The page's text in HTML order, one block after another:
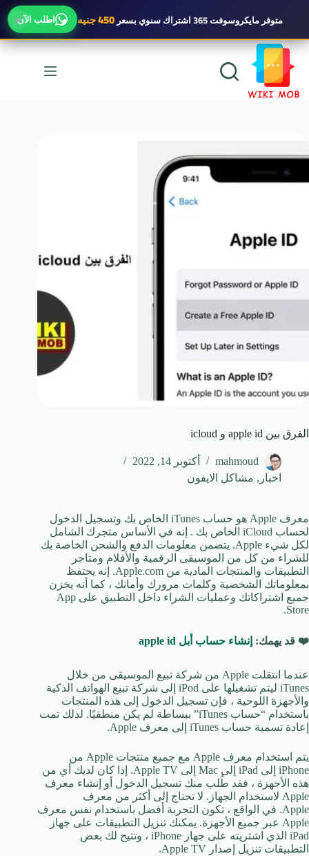
× متوفرمايكروسوفت 365 اشتراك سنوي بسعر450 جنيه اطلب الآن
التجاوز
المحتوى
الفرق بين apple id و icloud
mahmoud
أكتوبر 14, 2022
اخبار , مشاكل الايفون
معرف Apple هو حساب iTunes الخاص بك وتسجيل الدخول
لحساب iCloud الخاص بك . إنه في الأساس متجرك الشامل
لكل شيء Apple. يتضمن معلومات الدفع والشحن الخاصة بك
للشراء من كل من الموسيقى الرقمية والأفلام ومتاجر
التطبيقات والمنتجات المادية من Apple.com. إنه يحتفظ
بمعلوماتك الشخصية وكلمات مرورك وأمانك ، كما أنه يخزن
جميع اشتراكاتك وعمليات الشراء داخل التطبيق على App
Store.
❤️ قد يهمك: إنشاء حساب أبل apple id
عندما انتقلت Apple من شركة تبيع الموسيقى من خلال
iTunes ليتم تشغيلها على iPod إلى شركة تبيع الهواتف الذكية
والأجهزة اللوحية ، فإن تسجيل الدخول إلى هذه المنتجات
باستخدام “حساب iTunes” ببساطة لم يكن منطقيًا. لذلك تمت
إعادة تسمية حساب iTunes إلى معرف Apple.
يتم استخدام معرف Apple مع جميع منتجات Apple من
iPhone إلى iPad إلى Mac إلى Apple TV. إذا كان لديك أي من
هذه الأجهزة ، فقد طُلب منك تسجيل الدخول أو إنشاء معرف
Apple لاستخدام الجهاز. لا تحتاج إلى أكثر من معرف
Apple. في الواقع ، تكون التجربة أفضل باستخدام نفس معرف
Apple عبر جميع الأجهزة. يمكنك تنزيل التطبيقات على جهاز
iPad الذي اشتريته على جهاز iPhone ، وتتيح لك بعض
التطبيقات تنزيل إصدار Apple TV.